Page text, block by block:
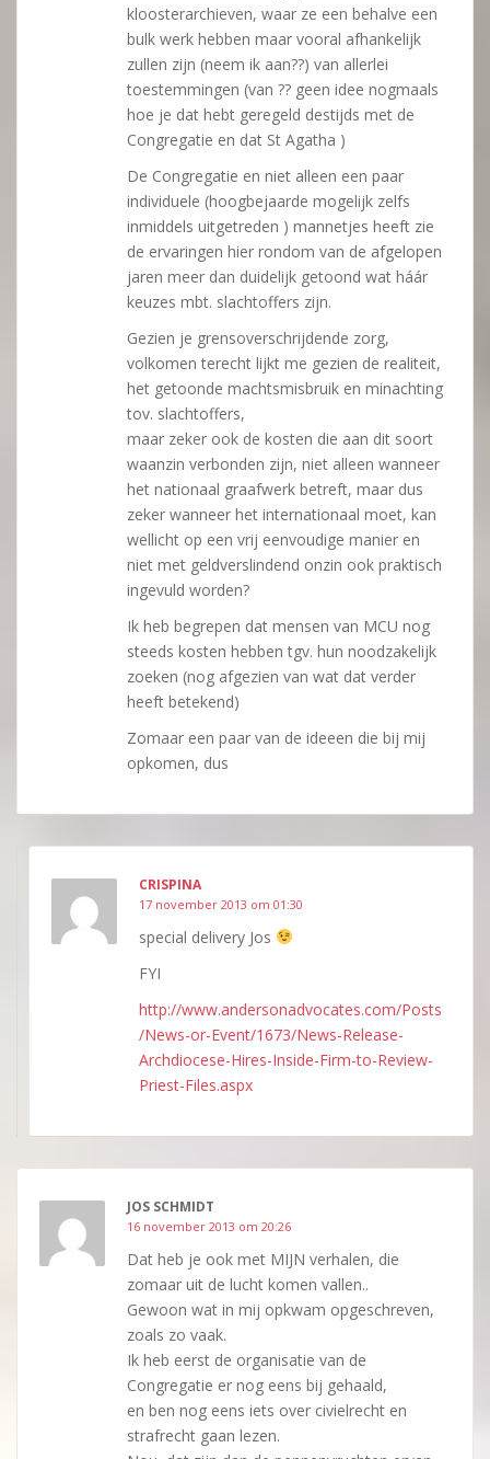
kloosterarchieven, waar ze een behalve een
bulk werk hebben maar vooral afhankelijk
zullen zijn (neem ik aan??) van allerlei
toestemmingen (van ?? geen idee nogmaals
hoe je dat hebt geregeld destijds met de
Congregatie en dat St Agatha )
De Congregatie en niet alleen een paar
individuele (hoogbejaarde mogelijk zelfs
inmiddels uitgetreden ) mannetjes heeft zie
de ervaringen hier rondom van de afgelopen
jaren meer dan duidelijk getoond wat háár
keuzes mbt. slachtoffers zijn.
Gezien je grensoverschrijdende zorg,
volkomen terecht lijkt me gezien de realiteit,
het getoonde machtsmisbruik en minachting
tov. slachtoffers,
maar zeker ook de kosten die aan dit soort
waanzin verbonden zijn, niet alleen wanneer
het nationaal graafwerk betreft, maar dus
zeker wanneer het internationaal moet, kan
wellicht op een vrij eenvoudige manier en
niet met geldverslindend onzin ook praktisch
ingevuld worden?
Ik heb begrepen dat mensen van MCU nog
steeds kosten hebben tgv. hun noodzakelijk
zoeken (nog afgezien van wat dat verder
heeft betekend)
Zomaar een paar van de ideeen die bij mij
opkomen, dus
CRISPINA
17 november 2013 om 01:30
special delivery Jos
FYI
http://www.andersonadvocates.com/Posts
/News-or-Event/1673/News-Release-
Archdiocese-Hires-Inside-Firm-to-Review-
Priest-Files.aspx
JOS SCHMIDT
16 november 2013 om 20:26
Dat heb je ook met MIJN verhalen, die
zomaar uit de lucht komen vallen..
Gewoon wat in mij opkwam opgeschreven,
zoals zo vaak.
Ik heb eerst de organisatie van de
Congregatie er nog eens bij gehaald,
en ben nog eens iets over civielrecht en
strafrecht gaan lezen.